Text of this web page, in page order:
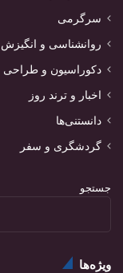
سرگرمی
روانشناسی و انگیزش
دکوراسیون و طراحی
اخبار و ترند روز
دانستنی‌ها
گردشگری و سفر
جستجو
ویژه‌ها